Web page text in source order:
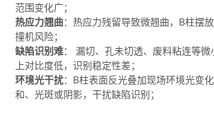
范围变化广；
热应力翘曲：热应力残留导致微翘曲，B柱摆
撞机风险；
缺陷识别难： 漏切、孔未切透、废料粘连等
上对比度低，识别稳定性差；
环境光干扰：B柱表面反光叠加现场环境光变
和、光斑或阴影，干扰缺陷识别；